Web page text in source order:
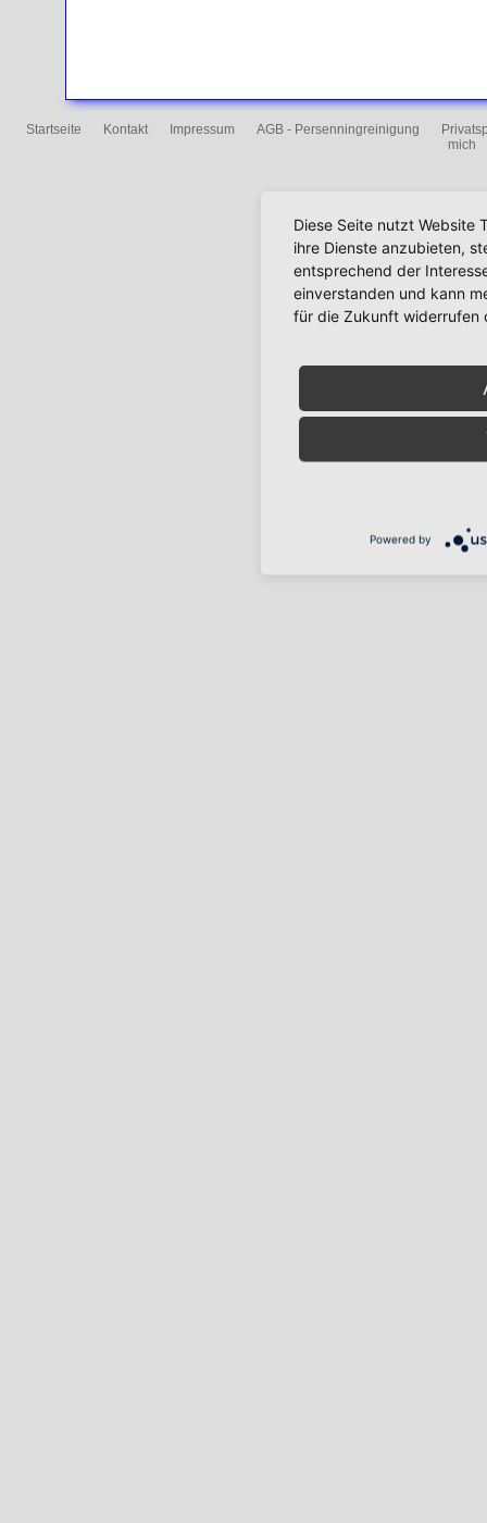
Diese Seite nutzt Website
ihre Dienste anzubieten,
entsprechend der
einverstanden und kann
für die Zukunft widerrufen
Powered by
Startseite Kontakt Impressum AGB - Persenningreinigung
mich